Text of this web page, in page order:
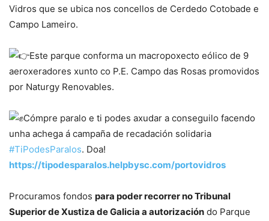
Vidros que se ubica nos concellos de Cerdedo Cotobade e
Campo Lameiro.
Este parque conforma un macropoxecto eólico de 9
aeroxeradores xunto co P.E. Campo das Rosas promovidos
por Naturgy Renovables.
Cómpre paralo e ti podes axudar a conseguilo facendo
unha achega á campaña de recadación solidaria
#TiPodesParalos. Doa!
https://tipodesparalos.helpbysc.com/portovidros
Procuramos fondos para poder recorrer no Tribunal
Superior de Xustiza de Galicia a autorización do Parque